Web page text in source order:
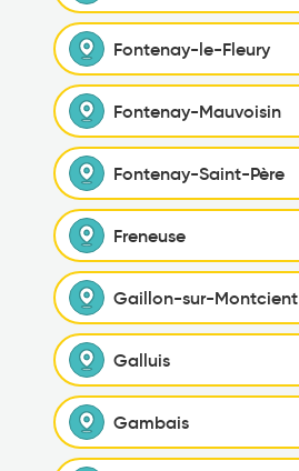
Fontenay-le-Fleury
Fontenay-Mauvoisin
Fontenay-Saint-Père
Freneuse
Gaillon-sur-Montcient
Galluis
Gambais